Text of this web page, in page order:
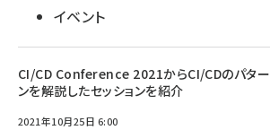
イベント
CI/CD Conference 2021からCI/CDのパター
ンを解説したセッションを紹介
2021年10月25日 6:00